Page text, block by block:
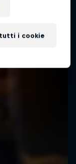
i cookie